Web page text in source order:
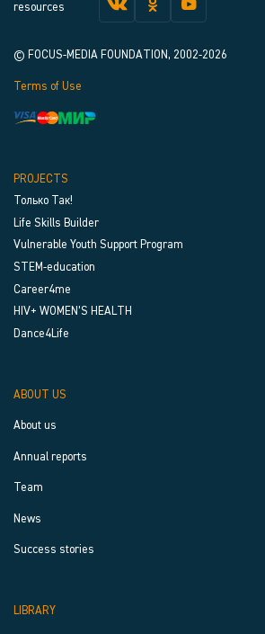
resources
© FOCUS-MEDIA FOUNDATION, 2002-2026
Terms of Use
PROJECTS
Только Так!
Life Skills Builder
Vulnerable Youth Support Program
STEM-education
Career4me
HIV+ WOMEN’S HEALTH
Dance4Life
ABOUT US
About us
Annual reports
Team
News
Success stories
LIBRARY